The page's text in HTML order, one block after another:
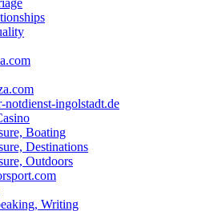
notdienst-ingolstadt.de
Boating
Destinations
Outdoors
Writing